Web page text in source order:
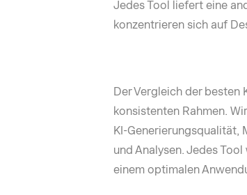
Jedes Tool liefert eine
konzentrieren sich auf
Der Vergleich der
konsistenten Rahmen.
KI-Generierungsqualität,
und Analysen. Jedes
einem optimalen